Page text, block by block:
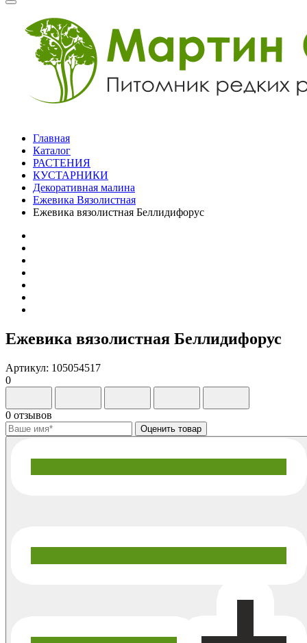
Главная
Каталог
РАСТЕНИЯ
КУСТАРНИКИ
Декоративная малина
Ежевика Вязолистная
Ежевика вязолистная Беллидифорус
Ежевика вязолистная Беллидифорус
Артикул: 105054517
0
0 отзывов